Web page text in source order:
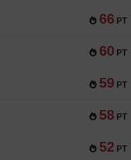
66 PT
60 PT
59 PT
58 PT
52 PT